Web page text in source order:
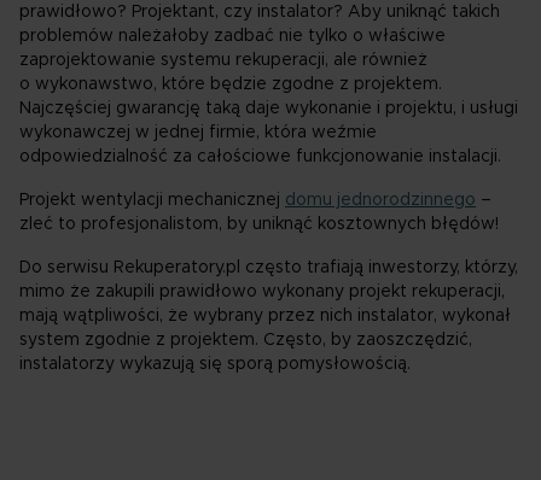
prawidłowo? Projektant, czy instalator? Aby uniknąć takich
problemów należałoby zadbać nie tylko o właściwe
zaprojektowanie systemu rekuperacji, ale również
o wykonawstwo, które będzie zgodne z projektem.
Najczęściej gwarancję taką daje wykonanie i projektu, i usługi
wykonawczej w jednej firmie, która weźmie
odpowiedzialność za całościowe funkcjonowanie instalacji.
Projekt wentylacji mechanicznej domu jednorodzinnego –
zleć to profesjonalistom, by uniknąć kosztownych błędów!
Do serwisu Rekuperatory.pl często trafiają inwestorzy, którzy,
mimo że zakupili prawidłowo wykonany projekt rekuperacji,
mają wątpliwości, że wybrany przez nich instalator, wykonał
system zgodnie z projektem. Często, by zaoszczędzić,
instalatorzy wykazują się sporą pomysłowością.